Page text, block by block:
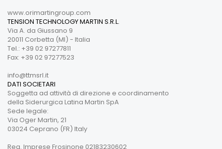
www.orimartingroup.com
TENSION TECHNOLOGY MARTIN S.R.L.
Via A. da Giussano 9
20011 Corbetta (MI) - Italia
Tel.: +39 02 97277811
Fax: +39 02 97277523
info@ttmsrl.it
DATI SOCIETARI
Soggetta ad attività di direzione e coordinamento
della Siderurgica Latina Martin SpA
Sede legale:
Via Oger Martin, 21
03024 Ceprano (FR) Italy
Reg. Imprese Frosinone 02183230602